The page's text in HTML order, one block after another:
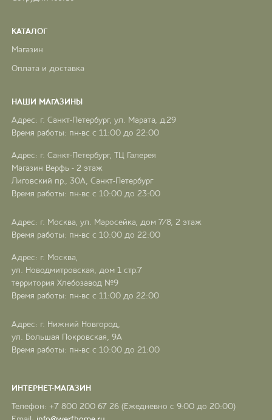
КАТАЛОГ
Магазин
Оплата и доставка
НАШИ МАГАЗИНЫ
Адрес: г. Санкт-Петербург, ул. Марата, д.29
Время работы: пн-вс с 11:00 до 22:00
Адрес: г. Санкт-Петербург, ТЦ Галерея
Магазин Верфь - 2 этаж
Лиговский пр., 30А, Санкт-Петербург
Время работы: пн-вс с 10:00 до 23:00
Адрес: г. Москва, ул. Маросейка, дом 7/8, 2 этаж
Время работы: пн-вс с 10:00 до 22:00
Адрес: г. Москва,
ул. Новодмитровская, дом 1 стр.7
территория Хлебозавод №9
Время работы: пн-вс с 11:00 до 22:00
Адрес: г. Нижний Новгород,
ул. Большая Покровская, 9А
Время работы: пн-вс с 10:00 до 21:00
ИНТЕРНЕТ-МАГАЗИН
Телефон: +7 800 200 67 26 (Ежедневно с 9:00 до 20:00)